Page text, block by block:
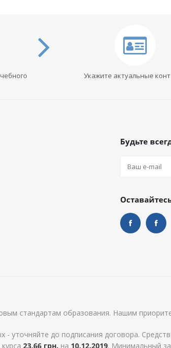
Укажите актуальные
Будьте
стандартам образования. Нашим
до подписания договора.
23,66 грн. на 10.12.2019. Минимальный